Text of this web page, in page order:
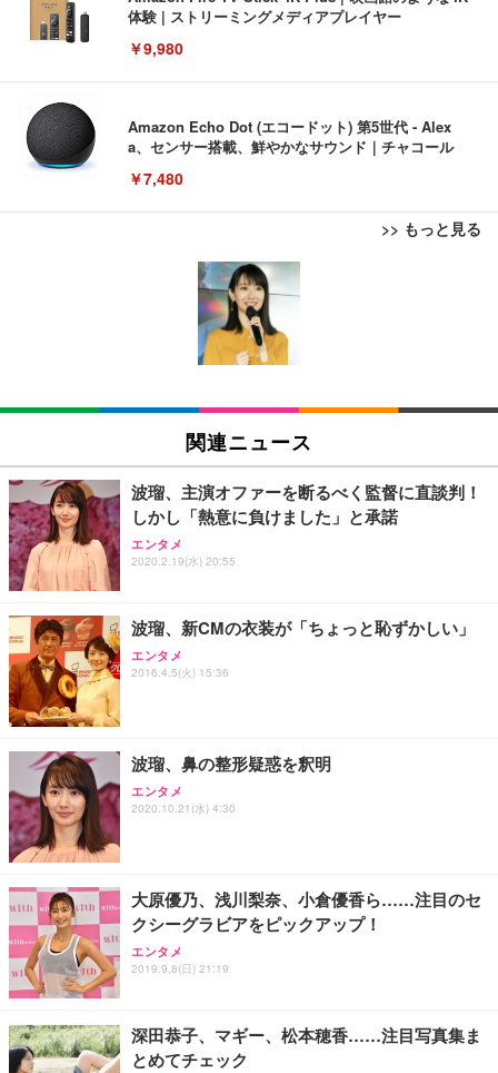
体験 | ストリーミングメディアプレイヤー
￥9,980
Amazon Echo Dot (エコードット) 第5世代 - Alex
a、センサー搭載、鮮やかなサウンド｜チャコール
￥7,480
>> もっと見る
[EdoErgo] オフィスチェア 椅子 テレワーク 疲れな
い 跳ね上げ式アームレスト コンパクト 約105度ロッ
キング pc 事務椅子 360度回転 座面昇降 強化ナイロ
ン樹脂ベース 通気性メッシュ 在宅ワーク H-WY01
(黒網+黒枠+黒足)
SIHOO B100 オフィスチェア／デスクチェア メッシ
ュチェア 人間工学 疲れない ブラック
￥27,999
Sezlife オフィスチェア デスクチェア 疲れない テレ
ワーク チェア 強化バックレスト 30度ロッキング機
能 人間工学 椅子 腰サポート 90度跳ね上げ式アーム
ョン PCチェア 通気性メッシュ ゲーミング/勉強/事
務用 おしゃれ パソコンチェア (ブラック)
Sezlife オフィスチェア デスクチェア 疲れない テレ
ワーク チェア 強化バックレスト 30度ロッキング機
務用 おしゃれ パソコンチェア (ホワイト)
ANDWINT オフィスチェア デスクチェア 肘なし メ
ッシュ 通気性 ランバーサポート付き 腰サポート ガ
EIZO ビジネス向けプレミアムモニター | FlexScan
EV3240X-WT | 31.5型4K UHD・USB Type-C・ホワ
￥105,595
EIZO ビジネス向けプレミアムモニター | FlexScan
￥109,572
【純正品】27"ゲーミングモニター DualSense 充電
フック付き（CFI-ZDM1J）
【整備済み品】Dell E2724HS 27インチ 液晶モニタ
ー フルHD（1920×1080）VA 非光沢 HDMI/DisplayP
【MiniLED/24.5inch/280Hz/FHD】GRAPHT THE S
HOOTER Gaming Monitor 24” Essential ゲーミン
Amazonベーシック ペットシーツ 薄型 レギュラー 1
回使い捨て 無香料 ホワイト 300枚
Amazonベーシック ペットシーツ 厚型 ワイド 42枚
x2袋(84枚) ホワイト(吸収面:ライトブルー)
￥3,234
ネオ・ルーライフ ネオ・オムツ L 中型犬用 26枚入
り 単品
Smart Basic(スマートベーシック) 【Amazon.co.jp
限定】 Smart Basic アイリスオーヤマ ペットシーツ
アイリスオーヤマ ペットシーツ 超厚型 お徳用 レギ
関連ニュース
波瑠、主演オファーを断るべく監督に直談判！
しかし「熱意に負けました」と承諾
エンタメ
2020.2.19(水) 20:55
波瑠、新CMの衣装が「ちょっと恥ずかしい」
エンタメ
2016.4.5(火) 15:36
波瑠、鼻の整形疑惑を釈明
エンタメ
2020.10.21(水) 4:30
大原優乃、浅川梨奈、小倉優香ら……注目のセ
クシーグラビアをピックアップ！
エンタメ
2019.9.8(日) 21:19
深田恭子、マギー、松本穂香……注目写真集ま
とめてチェック